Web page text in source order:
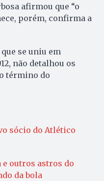
afirmou que “o
porém, confirma a
se uniu em
não detalhou os
término do
sócio do Atlético
e outros astros do
da bola